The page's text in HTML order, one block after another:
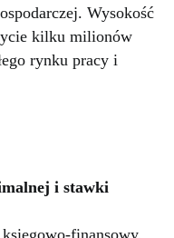
Wysokość
kilku milionów
rynku pracy i
i stawki